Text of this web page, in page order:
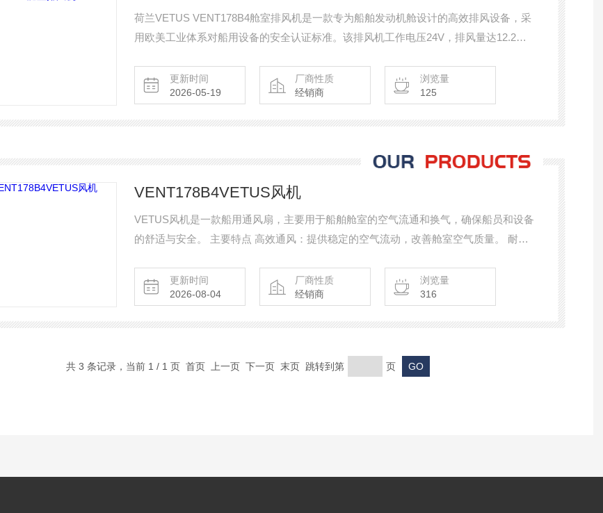
荷兰VETUS VENT178B4舱室排风机是一款专为船舶发动机舱设计的高效排风设备，采
用欧美工业体系对船用设备的安全认证标准。该排风机工作电压24V，排风量达12.2
造，具备IP67防护等级和ISO 8846点火保护认证。适用于各类游艇、工作船及商用船舶
的发动机舱热空气及油雾抽排。
更新时间
2026-05-19
厂商性质
经销商
浏览量
125
VENT178B4VETUS风机
VETUS风机是一款‌船用通风扇‌，主要用于船舶舱室的空气流通和换气，确保船员和设备
的舒适与安全。 主要特点 ‌高效通风‌：提供稳定的空气流动，改善舱室空气质量。 ‌耐用
更新时间
2026-08-04
厂商性质
经销商
浏览量
316
共 3 条记录，当前 1 / 1 页 首页 上一页 下一页 末页 跳转到第 页